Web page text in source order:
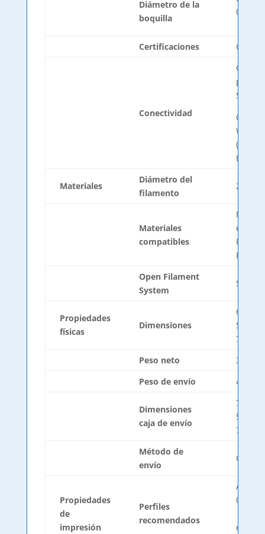
Diámetro de la
boquilla
Certificaciones
CE /
Conectividad
Offline
SD
WiFi o
(a
Materiales
Diámetro del
filamento
2,85 ±
Materiales
compatibles
PET-G,
PVA
Open Filament
System
Sí
Propiedades
físicas
Dimensiones
Peso neto
30 kg
Peso de envío
43 kg
Dimensiones
caja de envío
Método de
envío
Caja
Propiedades
de
impresión
Perfiles
recomendados
Altura
el